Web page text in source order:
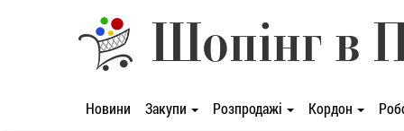
Шопінг в
Новини Закупи Розпродажі Кордон